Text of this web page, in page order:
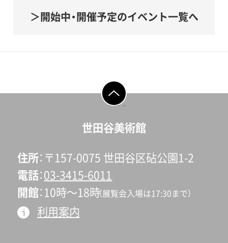
開始中・開催予定のイベント一覧へ
ページの先頭へ戻
世田谷美術館
住所 〒157-0075 世田谷区砧公園1-2
電話 03-3415-6011
開館 10時〜18時（展覧会入場は17:30まで）
利用案内